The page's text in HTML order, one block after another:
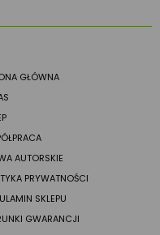
GŁÓWNA
AUTORSKIE
PRYWATNOŚCI
SKLEPU
GWARANCJI